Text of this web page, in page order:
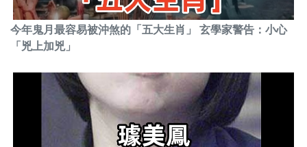
今年鬼月最容易被沖煞的「五大生肖」 玄學家警告：小心
「兇上加兇」